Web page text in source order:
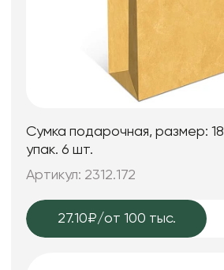
Сумка подарочная, размер:
упак. 6 шт.
Артикул: 2312.172
27.10₽/от 100 тыс.